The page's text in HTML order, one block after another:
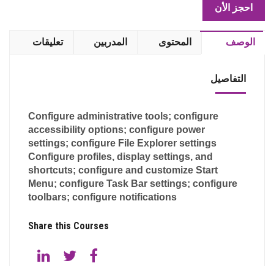
اتصل بنا
احجز الأن
الوصف المحتوى المدربين تعليقات
التفاصيل
Configure administrative tools; configure
accessibility options; configure power
settings; configure File Explorer settings
Configure profiles, display settings, and
shortcuts; configure and customize Start
Menu; configure Task Bar settings; configure
toolbars; configure notifications
Share this Courses